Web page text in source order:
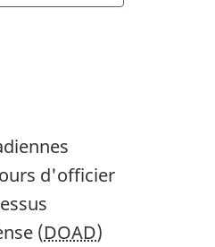
d'officier
(DOAD)